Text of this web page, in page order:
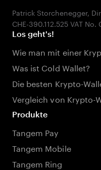
Patrick Storchenegger,
Los geht's!
Wie man mit einer
Was ist Cold Wallet?
Die besten Krypto-
Vergleich von Krypto-
Produkte
Tangem Pay
Tangem Mobile
Tangem Ring